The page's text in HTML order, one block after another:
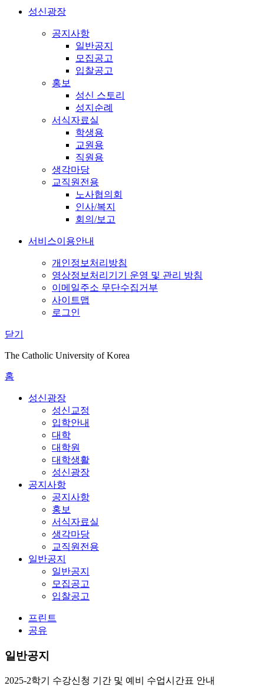
성신광장
공지사항
일반공지
모집공고
입찰공고
홍보
성신 스토리
성지순례
서식자료실
학생용
교원용
직원용
생각마당
교직원전용
노사협의회
인사/복지
회의/보고
서비스이용안내
개인정보처리방침
영상정보처리기기 운영 및 관리 방침
이메일주소 무단수집거부
사이트맵
로그인
닫기
The Catholic University of Korea
홈
성신광장
성신교정
입학안내
대학
대학원
대학생활
성신광장
공지사항
공지사항
홍보
서식자료실
생각마당
교직원전용
일반공지
일반공지
모집공고
입찰공고
프린트
공유
일반공지
2025-2학기 수강신청 기간 및 예비 수업시간표 안내